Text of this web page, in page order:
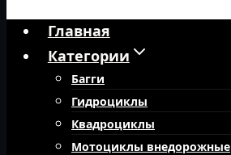
Главная
Категории
Багги
Гидроциклы
Квадроциклы
Мотоциклы внедорожные